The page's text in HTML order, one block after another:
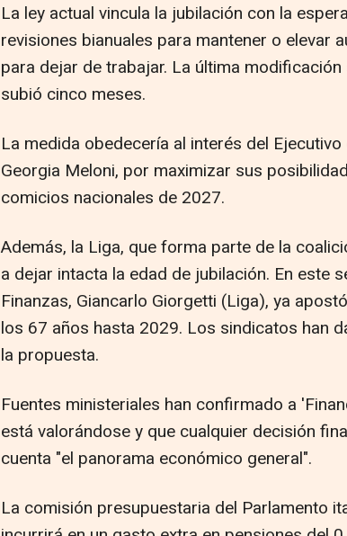
La ley actual vincula la jubilación con la
revisiones bianuales para mantener o elevar
para dejar de trabajar. La última
subió cinco meses.
La medida obedecería al interés del
Georgia Meloni, por maximizar sus
comicios nacionales de 2027.
Además, la Liga, que forma parte de la
a dejar intacta la edad de jubilación. En este
Finanzas, Giancarlo Giorgetti (Liga), ya
los 67 años hasta 2029. Los sindicatos han
la propuesta.
Fuentes ministeriales han confirmado a
está valorándose y que cualquier decisión
cuenta "el panorama económico general".
La comisión presupuestaria del Parlamento